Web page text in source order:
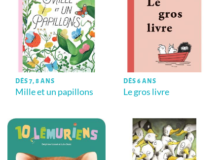
DÈS 7, 8 ANS
Mille et un papillons
DÈS 6 ANS
Le gros livre